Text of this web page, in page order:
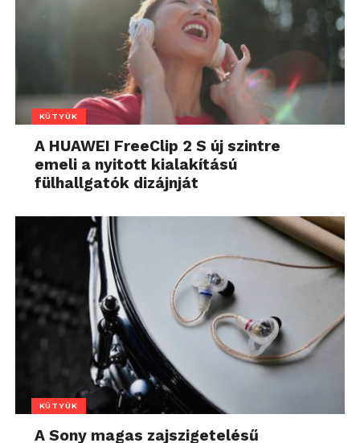
KÜTYÜK
A HUAWEI FreeClip 2 S új szintre
emeli a nyitott kialakítású
fülhallgatók dizájnját
KÜTYÜK
A Sony magas zajszigetelésű